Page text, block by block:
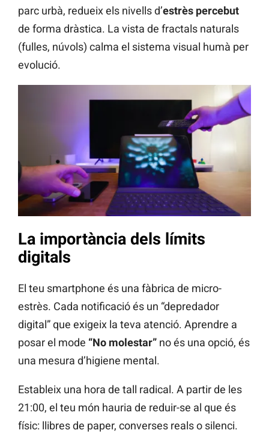
parc urbà, redueix els nivells d’estrès percebut
de forma dràstica. La vista de fractals naturals
(fulles, núvols) calma el sistema visual humà per
evolució.
La importància dels límits
digitals
El teu smartphone és una fàbrica de micro-
estrès. Cada notificació és un “depredador
digital” que exigeix la teva atenció. Aprendre a
posar el mode “No molestar” no és una opció, és
una mesura d’higiene mental.
Estableix una hora de tall radical. A partir de les
21:00, el teu món hauria de reduir-se al que és
físic: llibres de paper, converses reals o silenci.